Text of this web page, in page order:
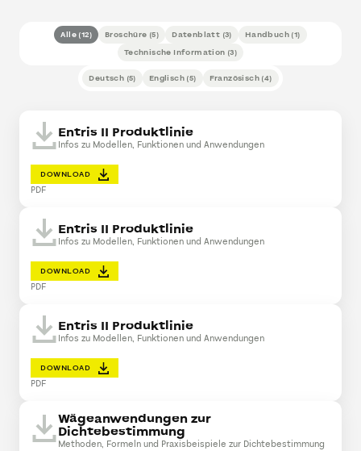
Alle(12) Broschüre (5) Datenblatt (3) Handbuch (1)
Technische Information (3)
Deutsch (5) Englisch (5) Französisch (4)
Entris II Produktlinie
Infos zu Modellen, Funktionen und Anwendungen
DOWNLOAD
PDF
Entris II Produktlinie
Infos zu Modellen, Funktionen und Anwendungen
DOWNLOAD
PDF
Entris II Produktlinie
Infos zu Modellen, Funktionen und Anwendungen
DOWNLOAD
PDF
Wägeanwendungen zur
Dichtebestimmung
Methoden, Formeln und Praxisbeispiele zur Dichtebestimmung